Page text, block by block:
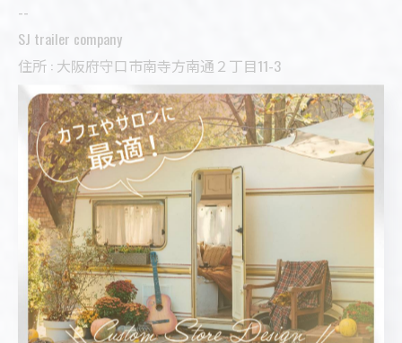
--
SJ trailer company
住所 : 大阪府守口市南寺方南通２丁目11-3
電話番号 : 06-6616-8522
FAX番号 :06-6616-8521
小型のトレーラーハウスを提案
内装を活かすトレーラーハウス
--------------------------------------------------------------------
--